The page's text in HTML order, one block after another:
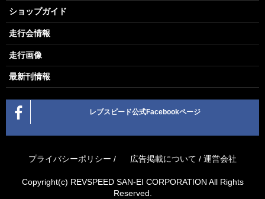
ショップガイド
走行会情報
走行画像
最新刊情報
レブスピード公式Facebookページ
プライバシーポリシー / 広告掲載について / 運営会社
Copyright(c) REVSPEED SAN-EI CORPORATION All Rights
Reserved.